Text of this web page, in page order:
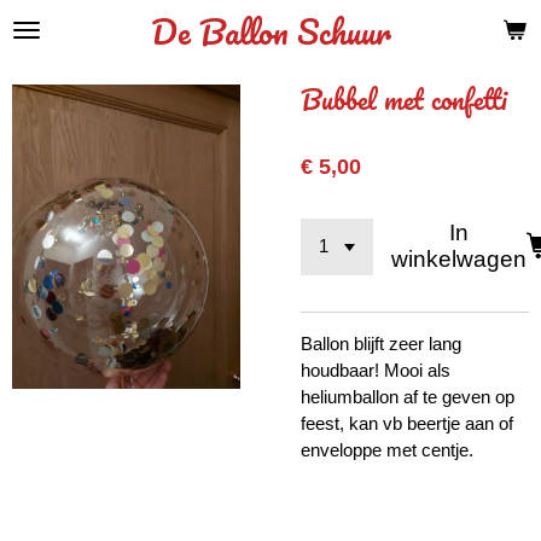
Ga
hoofdinhoud
De Ballon Schuur
Bubbel met confetti
€ 5,00
In
winkelwagen
Ballon blijft zeer lang
houdbaar! Mooi als
heliumballon af te geven op
feest, kan vb beertje aan of
enveloppe met centje.